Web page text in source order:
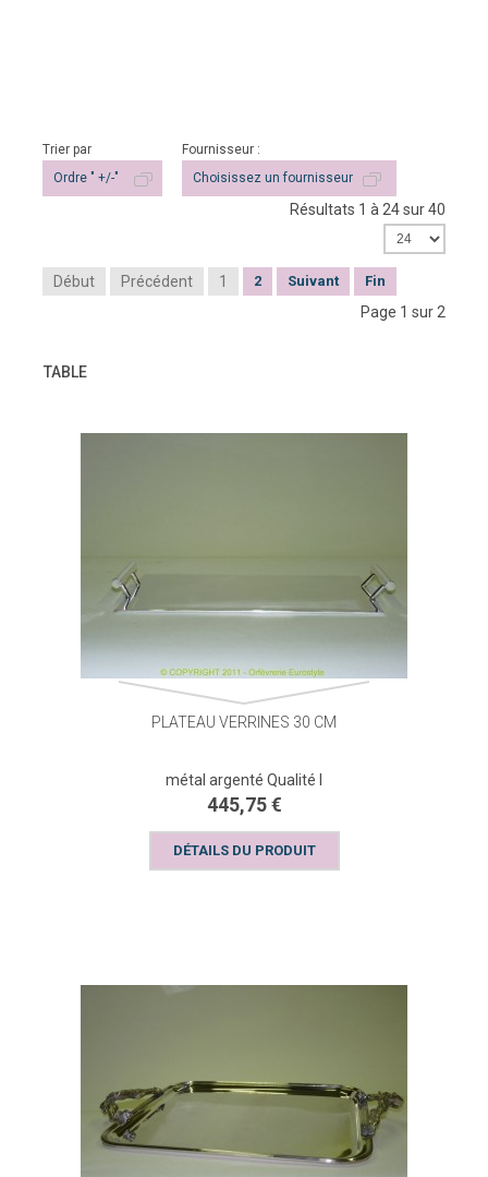
Trier par
Ordre " +/-"
Fournisseur :
Choisissez un fournisseur
Résultats 1 à 24 sur 40
Début Précédent 1 2 Suivant Fin
Page 1 sur 2
TABLE
PLATEAU VERRINES 30 CM
métal argenté Qualité I
445,75 €
DÉTAILS DU PRODUIT